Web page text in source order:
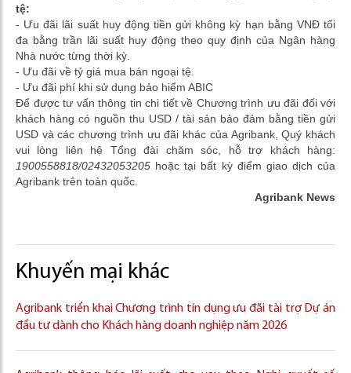
tệ:
- Ưu đãi lãi suất huy động tiền gửi không kỳ hạn bằng VNĐ tối
đa bằng trần lãi suất huy động theo quy định của Ngân hàng
Nhà nước từng thời kỳ.
- Ưu đãi về tỷ giá mua bán ngoại tệ.
- Ưu đãi phí khi sử dụng bảo hiểm ABIC
Để được tư vấn thông tin chi tiết về Chương trình ưu đãi đối với
khách hàng có nguồn thu USD / tài sản bảo đảm bằng tiền gửi
USD và các chương trình ưu đãi khác của Agribank, Quý khách
vui lòng liên hệ Tổng đài chăm sóc, hỗ trợ khách hàng:
1900558818/02432053205 hoặc tại bất kỳ điểm giao dịch của
Agribank trên toàn quốc.
Agribank News
Khuyến mại khác
Agribank triển khai Chương trình tín dụng ưu đãi tài trợ Dự án
đầu tư dành cho Khách hàng doanh nghiệp năm 2026